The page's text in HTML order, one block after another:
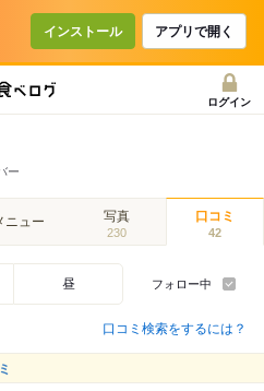
インストール アプリで開く
ログイン
ー
ニュー 写真
230
口コミ
42
昼 フォロー中
口コミ検索をするには？